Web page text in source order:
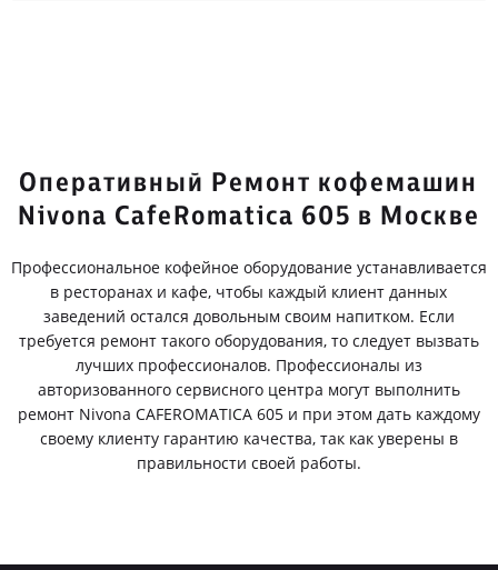
Оперативный Ремонт кофемашин
Nivona CafeRomatica 605 в Москве
Профессиональное кофейное оборудование устанавливается
в ресторанах и кафе, чтобы каждый клиент данных
заведений остался довольным своим напитком. Если
требуется ремонт такого оборудования, то следует вызвать
лучших профессионалов. Профессионалы из
авторизованного сервисного центра могут выполнить
ремонт Nivona CAFEROMATICA 605 и при этом дать каждому
своему клиенту гарантию качества, так как уверены в
правильности своей работы.